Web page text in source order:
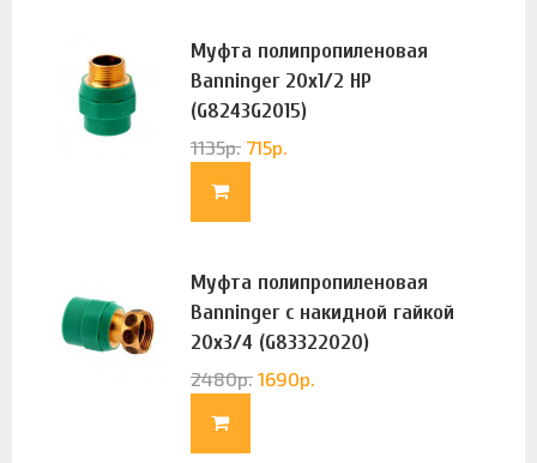
Муфта полипропиленовая
Banninger 20х1/2 НР
(G8243G2015)
1135р. 715р.
Муфта полипропиленовая
Banninger с накидной гайкой
20х3/4 (G83322020)
2480р. 1690р.